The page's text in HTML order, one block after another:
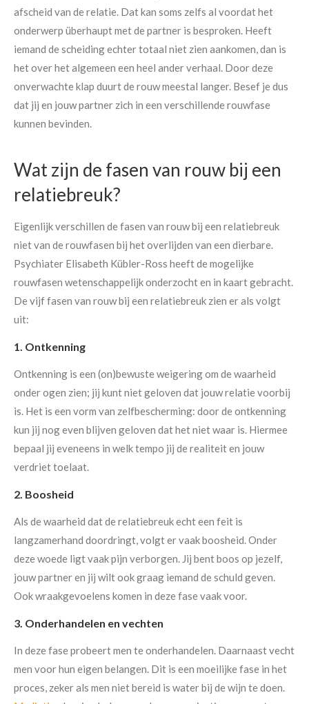
afscheid van de relatie. Dat kan soms zelfs al voordat het
onderwerp überhaupt met de partner is besproken. Heeft
iemand de scheiding echter totaal niet zien aankomen, dan is
het over het algemeen een heel ander verhaal. Door deze
onverwachte klap duurt de rouw meestal langer. Besef je dus
dat jij en jouw partner zich in een verschillende rouwfase
kunnen bevinden.
Wat zijn de fasen van rouw bij een
relatiebreuk?
Eigenlijk verschillen de fasen van rouw bij een relatiebreuk
niet van de rouwfasen bij het overlijden van een dierbare.
Psychiater Elisabeth Kübler-Ross heeft de mogelijke
rouwfasen wetenschappelijk onderzocht en in kaart gebracht.
De vijf fasen van rouw bij een relatiebreuk zien er als volgt
uit:
1. Ontkenning
Ontkenning is een (on)bewuste weigering om de waarheid
onder ogen zien; jij kunt niet geloven dat jouw relatie voorbij
is. Het is een vorm van zelfbescherming: door de ontkenning
kun jij nog even blijven geloven dat het niet waar is. Hiermee
bepaal jij eveneens in welk tempo jij de realiteit en jouw
verdriet toelaat.
2. Boosheid
Als de waarheid dat de relatiebreuk echt een feit is
langzamerhand doordringt, volgt er vaak boosheid. Onder
deze woede ligt vaak pijn verborgen. Jij bent boos op jezelf,
jouw partner en jij wilt ook graag iemand de schuld geven.
Ook wraakgevoelens komen in deze fase vaak voor.
3. Onderhandelen en vechten
In deze fase probeert men te onderhandelen. Daarnaast vecht
men voor hun eigen belangen. Dit is een moeilijke fase in het
proces, zeker als men niet bereid is water bij de wijn te doen.